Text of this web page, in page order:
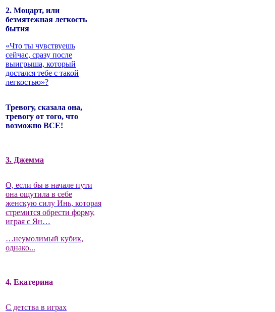
2. Моцарт, или
безмятежная легкость
бытия
«Что ты чувствуешь
сейчас, сразу после
выигрыша, который
достался тебе с такой
легкостью»?
Тревогу, сказала она,
тревогу от того, что
возможно ВСЕ!
3. Джемма
О, если бы в начале пути
она ощутила в себе
женскую силу Инь, которая
стремится обрести форму,
играя с Ян…
…неумолимый кубик,
однако...
4. Екатерина
С детства в играх